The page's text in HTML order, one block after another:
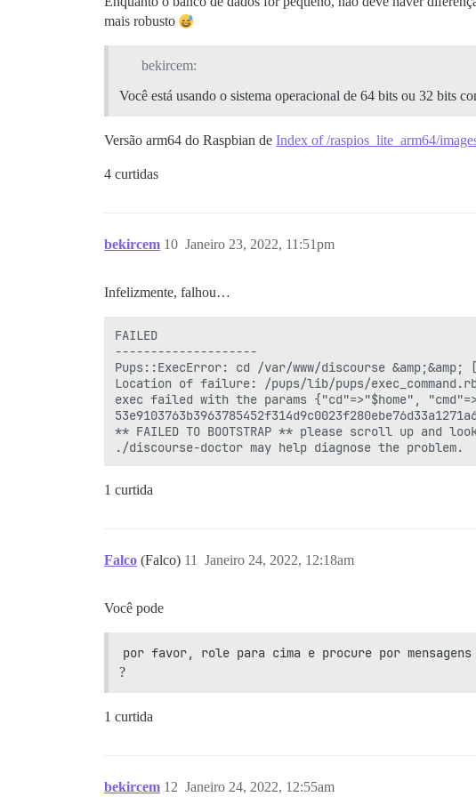
mais robusto
bekircem:
Você está usando o sistema operacional de 64 bits ou 32 bits
Versão arm64 do Raspbian de Index of /raspios_lite_arm64/
4 curtidas
bekircem Janeiro 23, 2022, 11:51pm
10
Infelizmente, falhou…
FAILED
--------------------
Pups::ExecError: cd /var/www/discourse
Location of failure: /pups/lib/pups/
exec failed with the params {"cd"=>"$home",
** FAILED TO BOOTSTRAP ** please scroll up and
1 curtida
Falco (Falco) Janeiro 24, 2022, 12:18am
11
Você pode
por favor, role para cima e procure por
?
1 curtida
bekircem Janeiro 24, 2022, 12:55am
12